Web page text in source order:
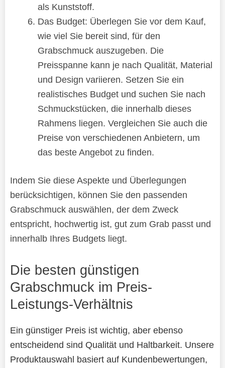
als Kunststoff.
Das Budget: Überlegen Sie vor dem Kauf,
wie viel Sie bereit sind, für den
Grabschmuck auszugeben. Die
Preisspanne kann je nach Qualität, Material
und Design variieren. Setzen Sie ein
realistisches Budget und suchen Sie nach
Schmuckstücken, die innerhalb dieses
Rahmens liegen. Vergleichen Sie auch die
Preise von verschiedenen Anbietern, um
das beste Angebot zu finden.
Indem Sie diese Aspekte und Überlegungen
berücksichtigen, können Sie den passenden
Grabschmuck auswählen, der dem Zweck
entspricht, hochwertig ist, gut zum Grab passt und
innerhalb Ihres Budgets liegt.
Die besten günstigen
Grabschmuck im Preis-
Leistungs-Verhältnis
Ein günstiger Preis ist wichtig, aber ebenso
entscheidend sind Qualität und Haltbarkeit. Unsere
Produktauswahl basiert auf Kundenbewertungen,